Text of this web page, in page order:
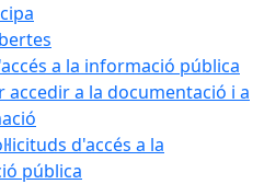
a la informació pública
accedir a la documentació i a
d'accés a la
pública